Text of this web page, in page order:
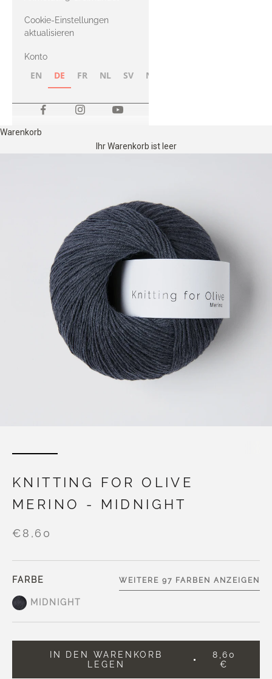
Cookie-Einstellungen
aktualisieren
Konto
EN DE FR NL SV NB
Warenkorb
Ihr Warenkorb ist leer
KNITTING FOR OLIVE
MERINO - MIDNIGHT
€8,60
FARBE
MIDNIGHT
WEITERE 97 FARBEN ANZEIGEN
IN DEN WARENKORB
LEGEN
8,60
€